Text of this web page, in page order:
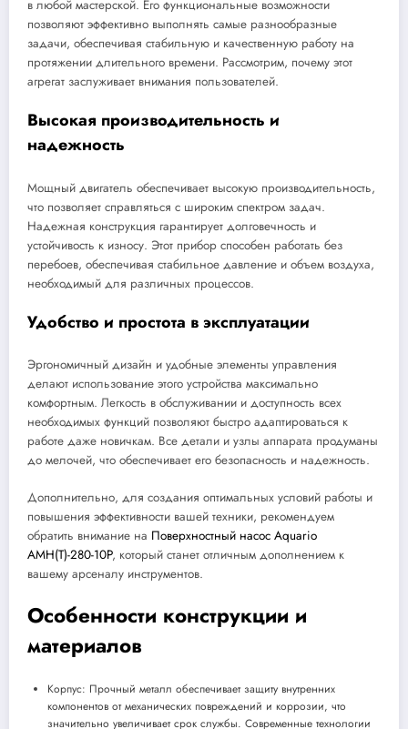
в любой мастерской. Его функциональные возможности
позволяют эффективно выполнять самые разнообразные
задачи, обеспечивая стабильную и качественную работу на
протяжении длительного времени. Рассмотрим, почему этот
агрегат заслуживает внимания пользователей.
Высокая производительность и
надежность
Мощный двигатель обеспечивает высокую производительность,
что позволяет справляться с широким спектром задач.
Надежная конструкция гарантирует долговечность и
устойчивость к износу. Этот прибор способен работать без
перебоев, обеспечивая стабильное давление и объем воздуха,
необходимый для различных процессов.
Удобство и простота в эксплуатации
Эргономичный дизайн и удобные элементы управления
делают использование этого устройства максимально
комфортным. Легкость в обслуживании и доступность всех
необходимых функций позволяют быстро адаптироваться к
работе даже новичкам. Все детали и узлы аппарата продуманы
до мелочей, что обеспечивает его безопасность и надежность.
Дополнительно, для создания оптимальных условий работы и
повышения эффективности вашей техники, рекомендуем
обратить внимание на Поверхностный насос Aquario
AMH(T)-280-10P, который станет отличным дополнением к
вашему арсеналу инструментов.
Особенности конструкции и
материалов
Корпус: Прочный металл обеспечивает защиту внутренних
компонентов от механических повреждений и коррозии, что
значительно увеличивает срок службы. Современные технологии